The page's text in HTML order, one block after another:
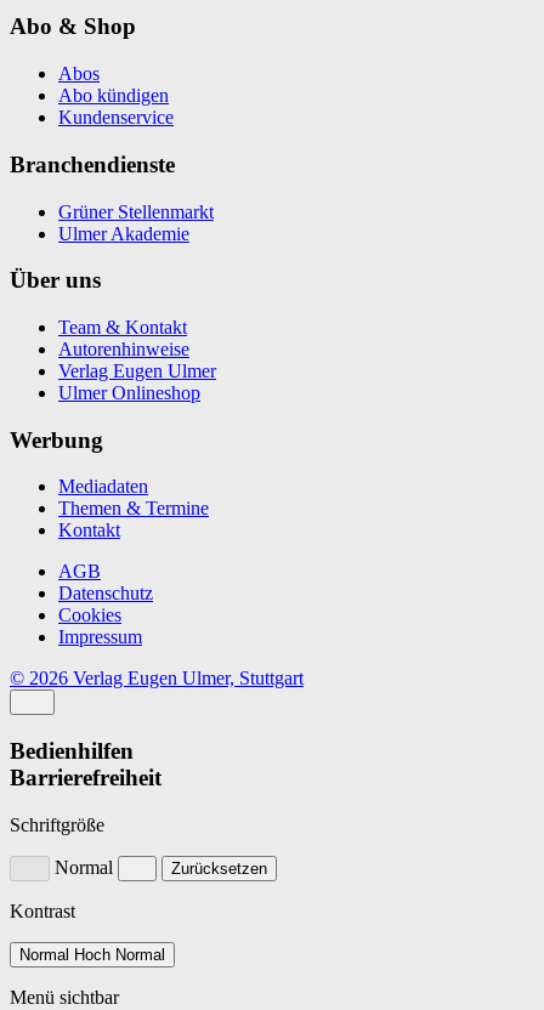
Abo & Shop
Abos
Abo kündigen
Kundenservice
Branchendienste
Grüner Stellenmarkt
Ulmer Akademie
Über uns
Team & Kontakt
Autorenhinweise
Verlag Eugen Ulmer
Ulmer Onlineshop
Werbung
Mediadaten
Themen & Termine
Kontakt
AGB
Datenschutz
Cookies
Impressum
© 2026 Verlag Eugen Ulmer, Stuttgart
Bedienhilfen
Barrierefreiheit
Schriftgröße
Normal Zurücksetzen
Kontrast
Normal Hoch Normal
Menü sichtbar